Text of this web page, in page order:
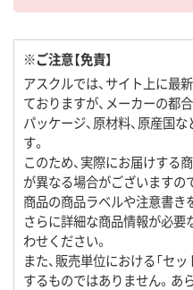
※ご注意【免責】
アスクルでは、サイト上に最
ておりますが、メーカーの都合
パッケージ、原材料、原産国
す。
このため、実際にお届けする
が異なる場合がございますの
商品の商品ラベルや注意書き
さらに詳細な商品情報が必要
わせください。
また、販売単位における「セ
するものではありません。あ